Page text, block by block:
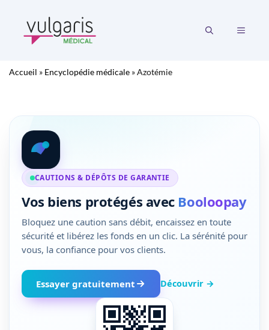
contenu
MENU
Accueil » Encyclopédie médicale »Azotémie
CAUTIONS & DÉPÔTS DE GARANTIE
Vos biens protégés avec Booloopay
Bloquez une caution sans débit, encaissez en toute
sécurité et libérez les fonds en un clic. La sérénité pour
vous, la confiance pour vos clients.
Essayer gratuitement Découvrir →